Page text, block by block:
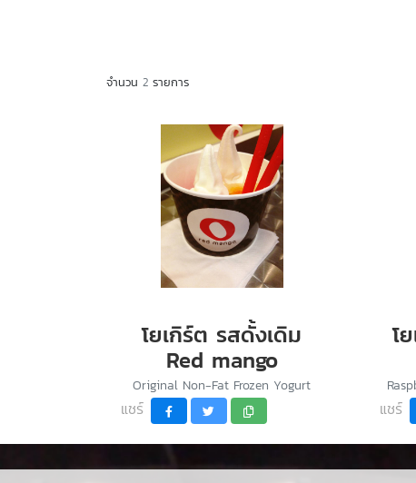
จำนวน 2 รายการ
โยเกิร์ต รสดั้งเดิม
Red mango
Original Non-Fat Frozen Yogurt
แชร์
โ
แชร์